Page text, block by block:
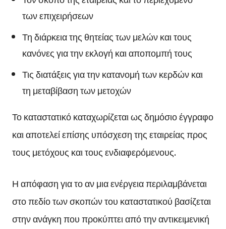
των επιχειρήσεων
Τη διάρκεια της θητείας των μελών και τους
κανόνες για την εκλογή και αποπομπή τους
Τις διατάξεις για την κατανομή των κερδών και
τη μεταβίβαση των μετοχών
Το καταστατικό καταχωρίζεται ως δημόσιο έγγραφο
και αποτελεί επίσης υπόσχεση της εταιρείας προς
τους μετόχους και τους ενδιαφερόμενους.
Η απόφαση για το αν μια ενέργεια περιλαμβάνεται
στο πεδίο των σκοπών του καταστατικού βασίζεται
στην ανάγκη που προκύπτει από την αντικειμενική